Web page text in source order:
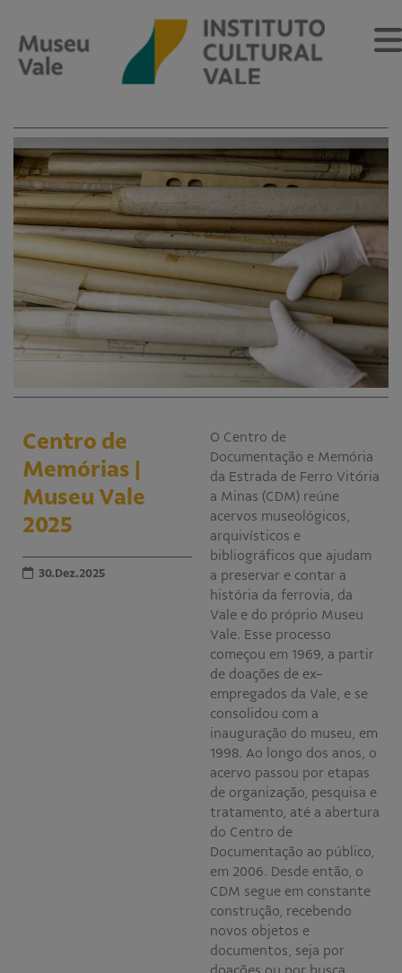
Sobre
O Museu
Museu Vale Extramuros
Sobre o Instituto Cultural Vale
Estrutura Organizacional
Centro de Memória
Programação
Educativo
Programa Aprendiz
Workshops
Publicações
Editais
Centro de
Memórias |
Museu Vale
2025
30.Dez.2025
O Centro de
Documentação e Memória
da Estrada de Ferro Vitória
a Minas (CDM) reúne
acervos museológicos,
arquivísticos e
bibliográficos que ajudam
a preservar e contar a
história da ferrovia, da
Vale e do próprio Museu
Vale. Esse processo
começou em 1969, a partir
de doações de ex-
empregados da Vale, e se
consolidou com a
inauguração do museu, em
1998. Ao longo dos anos, o
acervo passou por etapas
de organização, pesquisa e
tratamento, até a abertura
do Centro de
Documentação ao público,
em 2006. Desde então, o
CDM segue em constante
construção, recebendo
novos objetos e
documentos, seja por